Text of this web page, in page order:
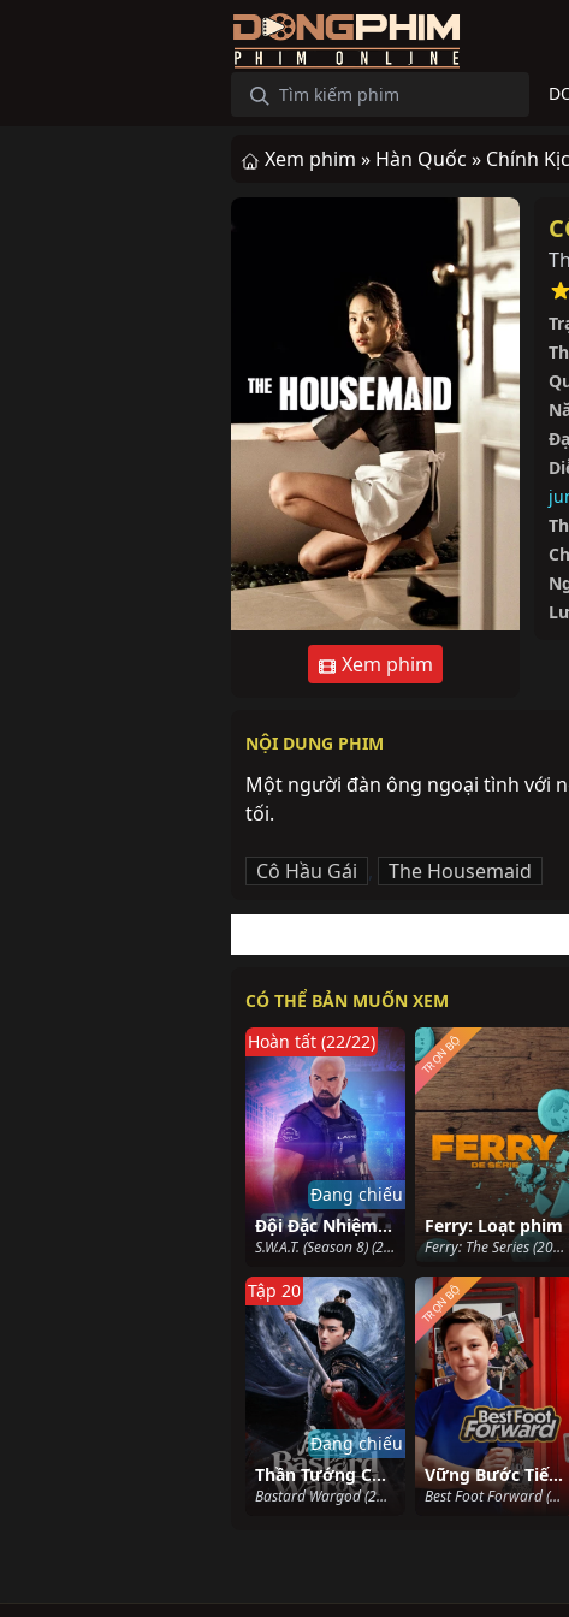
Xem phim » Hàn Quốc » Chính
Xem phim
NỘI DUNG PHIM
Một người đàn ông ngoại tình với
tối.
Cô Hầu Gái , The Housemaid
CÓ THỂ BẢN MUỐN XEM
Đội Đặc Nhiệm SWAT (Phần 8)
S.W.A.T. (Season 8) (2024)
Hoàn tất (22/22)
Đang chiếu
Ferry: Loạt phim
Ferry: The Series (2023)
TRỌN BỘ
Thần Tướng Con Thứ
Bastard Wargod (2025)
Tập 20
Đang chiếu
Vững Bước Tiến Lên
Best Foot Forward (2022)
TRỌN BỘ